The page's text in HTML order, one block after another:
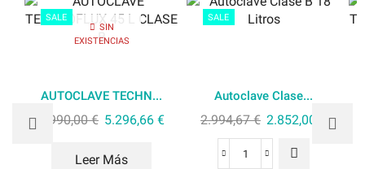
SALE
SIN
EXISTENCIAS
AUTOCLAVE TECHN...
5.990,00€ 5.296,66 €
Leer Más
SALE
Autoclave Clase...
2.994,67€ 2.852,00